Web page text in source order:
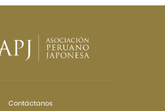
Contáctanos